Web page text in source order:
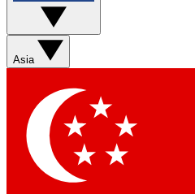
Asia